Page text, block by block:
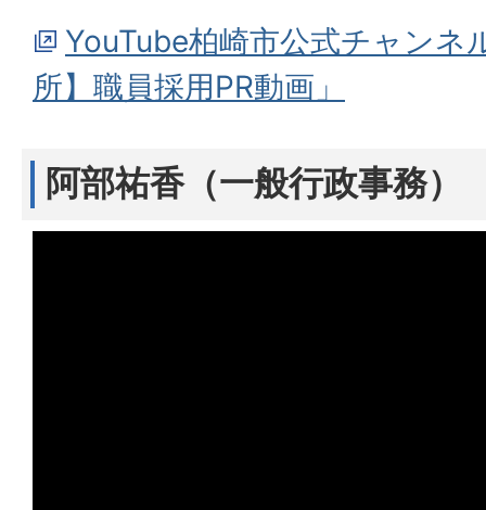
YouTube柏崎市公式チャンネ
所】職員採用PR動画」
阿部祐香（一般行政事務）